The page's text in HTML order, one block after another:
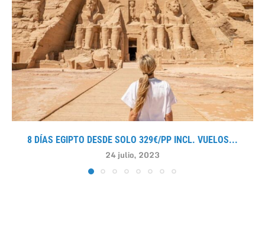
8 DÍAS EGIPTO DESDE SOLO 329€/PP INCL. VUELOS...
24 julio, 2023